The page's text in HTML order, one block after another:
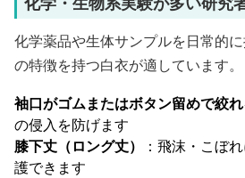
化学薬品や生体サンプルを日常的
の特徴を持つ白衣が適しています。
袖口がゴムまたはボタン留めで絞
の侵入を防げます
膝下丈（ロング丈）
：飛沫・こぼ
護できます